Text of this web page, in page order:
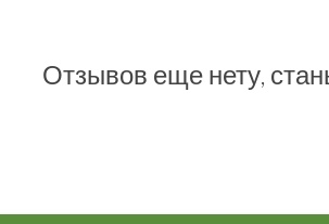
Отзывов еще нету,